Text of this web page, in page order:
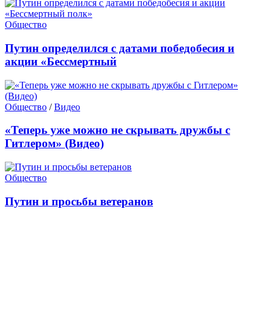
Общество
Путин определился с датами победобесия и
акции «Бессмертный
Общество /Видео
«Теперь уже можно не скрывать дружбы с
Гитлером» (Видео)
Общество
Путин и просьбы ветеранов